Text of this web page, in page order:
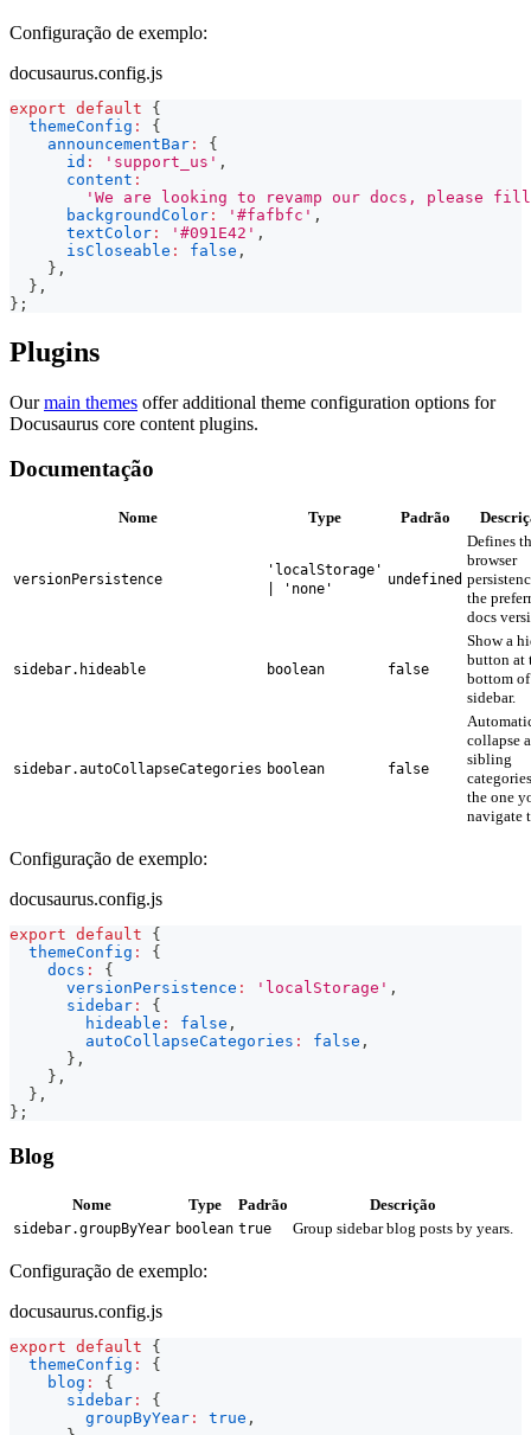
Configuração de exemplo:
docusaurus.config.js
export default
{
themeConfig :
{
announcementBar :
{
id : 'support_us' ,
content :
'We are looking to revamp our docs, please
backgroundColor : '#fafbfc' ,
textColor : '#091E42' ,
isCloseable : false ,
} ,
} ,
} ;
Plugins
Ourmain themes offer additional theme configuration options for
Docusaurus core content plugins.
Documentação
Nome Type Padrão
versionPersistence
'localStorage'
| 'none'
undefined
Defines
browser
the
docs
sidebar.hideable boolean false
Show a
button at
bottom
sidebar.
sidebar.autoCollapseCategories boolean false
collapse
sibling
the one
navigate
Configuração de exemplo:
docusaurus.config.js
export default
{
themeConfig :
{
docs :
{
versionPersistence : 'localStorage' ,
sidebar :
{
hideable : false ,
autoCollapseCategories : false ,
} ,
} ,
} ,
} ;
Blog
Nome Type Padrão Descrição
sidebar.groupByYear boolean true Group sidebar blog posts by years.
Configuração de exemplo:
docusaurus.config.js
export default
{
themeConfig :
{
blog :
{
sidebar :
{
groupByYear : true ,